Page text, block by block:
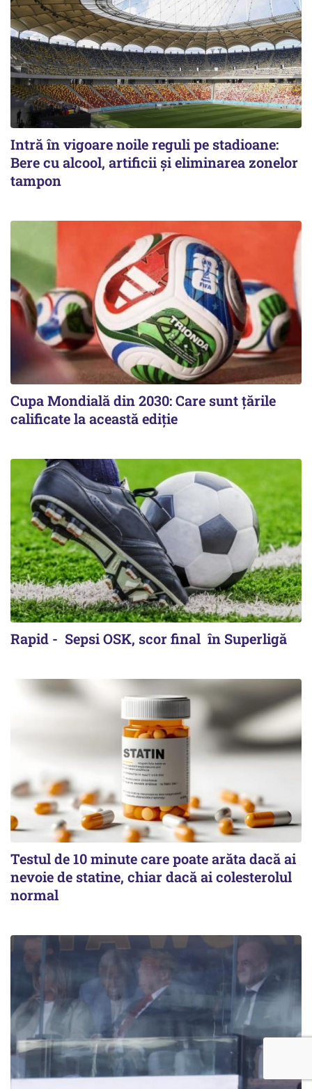
Intră în vigoare noile reguli pe stadioane:
Bere cu alcool, artificii și eliminarea zonelor
tampon
Cupa Mondială din 2030: Care sunt țările
calificate la această ediție
Rapid - Sepsi OSK, scor final în Superligă
Testul de 10 minute care poate arăta dacă ai
nevoie de statine, chiar dacă ai colesterolul
normal